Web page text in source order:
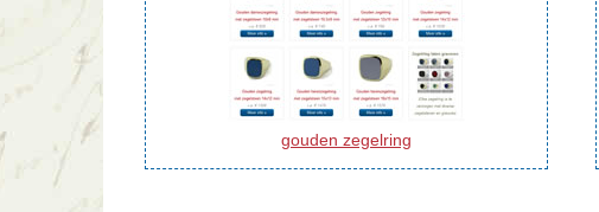
gouden zegelring